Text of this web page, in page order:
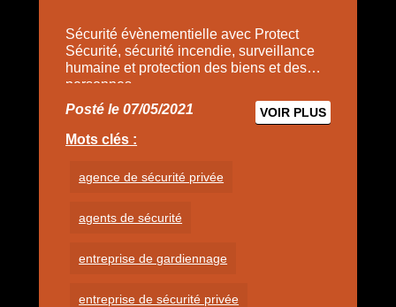
Sécurité évènementielle avec Protect
Sécurité, sécurité incendie, surveillance
humaine et protection des biens et des
personnes.
Posté le 07/05/2021
VOIR PLUS
Mots clés :
agence de sécurité privée
agents de sécurité
entreprise de gardiennage
entreprise de sécurité privée